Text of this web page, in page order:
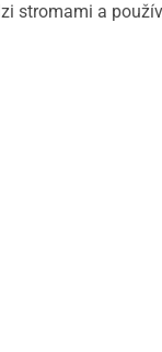
stromami a